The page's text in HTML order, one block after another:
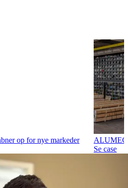
op for nye markeder
Se case